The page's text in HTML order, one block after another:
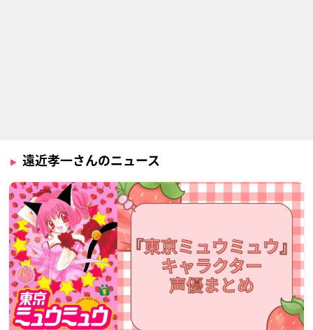
遠近孝一さんのニュース